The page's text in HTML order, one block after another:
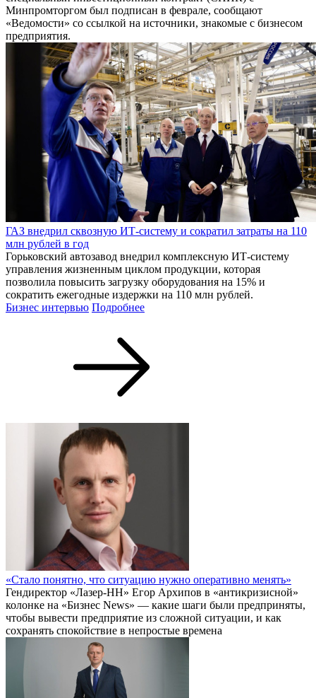
Минпромторгом был подписан в феврале, сообщают
«Ведомости» со ссылкой на источники, знакомые с бизнесом
предприятия.
ГАЗ внедрил сквозную ИТ-систему и сократил затраты на 110
млн рублей в год
Горьковский автозавод внедрил комплексную ИТ-систему
управления жизненным циклом продукции, которая
позволила повысить загрузку оборудования на 15% и
сократить ежегодные издержки на 110 млн рублей.
Бизнес интервью Подробнее
«Стало понятно, что ситуацию нужно оперативно менять»
Гендиректор «Лазер-НН» Егор Архипов в «антикризисной»
колонке на «Бизнес News» — какие шаги были предприняты,
чтобы вывести предприятие из сложной ситуации, и как
сохранять спокойствие в непростые времена